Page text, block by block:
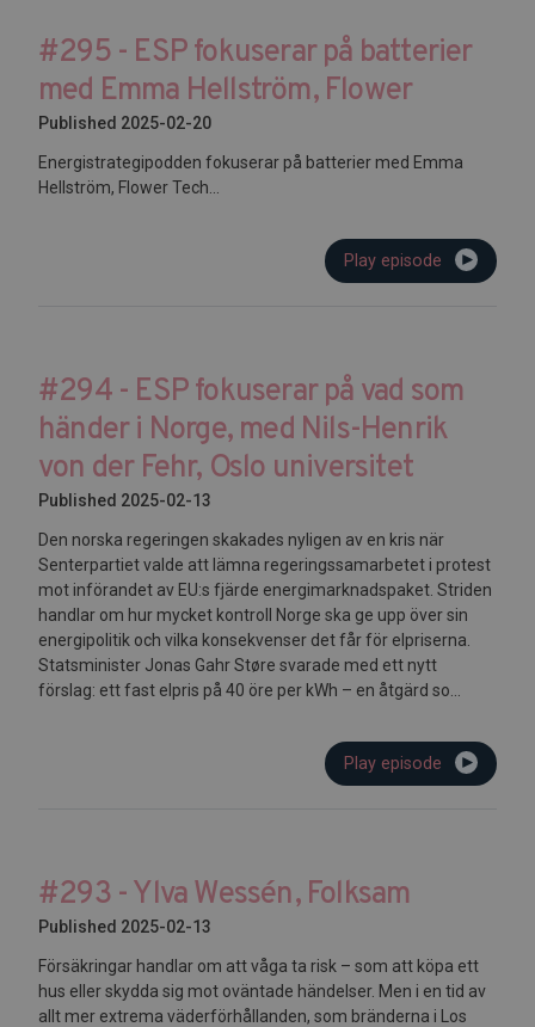
#295 - ESP fokuserar på batterier
med Emma Hellström, Flower
Published 2025-02-20
Energistrategipodden fokuserar på batterier med Emma
Hellström, Flower Tech...
Play episode
#294 - ESP fokuserar på vad som
händer i Norge, med Nils-Henrik
von der Fehr, Oslo universitet
Published 2025-02-13
Den norska regeringen skakades nyligen av en kris när
Senterpartiet valde att lämna regeringssamarbetet i protest
mot införandet av EU:s fjärde energimarknadspaket. Striden
handlar om hur mycket kontroll Norge ska ge upp över sin
energipolitik och vilka konsekvenser det får för elpriserna.
Statsminister Jonas Gahr Støre svarade med ett nytt
förslag: ett fast elpris på 40 öre per kWh – en åtgärd so...
Play episode
#293 - Ylva Wessén, Folksam
Published 2025-02-13
Försäkringar handlar om att våga ta risk – som att köpa ett
hus eller skydda sig mot oväntade händelser. Men i en tid av
allt mer extrema väderförhållanden, som bränderna i Los